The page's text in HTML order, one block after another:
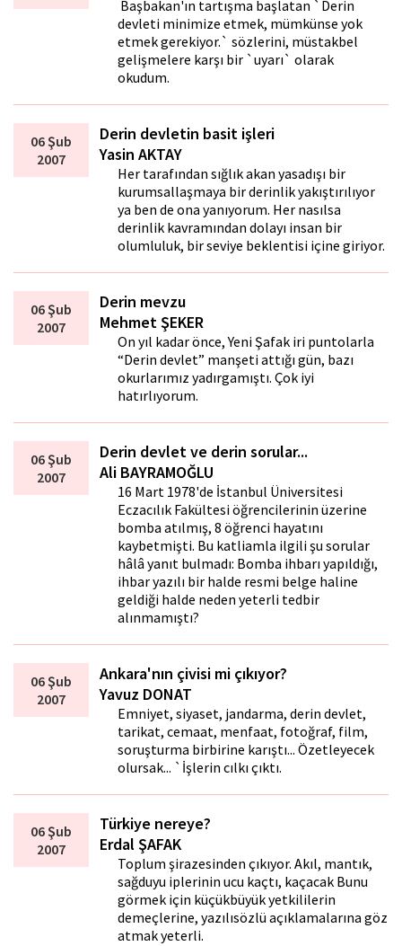
Başbakan'ın tartışma başlatan `Derin
devleti minimize etmek, mümkünse yok
etmek gerekiyor.` sözlerini, müstakbel
gelişmelere karşı bir `uyarı` olarak
okudum.
06 Şub
2007
Derin devletin basit işleri
Yasin AKTAY
Her tarafından sığlık akan yasadışı bir
kurumsallaşmaya bir derinlik yakıştırılıyor
ya ben de ona yanıyorum. Her nasılsa
derinlik kavramından dolayı insan bir
olumluluk, bir seviye beklentisi içine giriyor.
06 Şub
2007
Derin mevzu
Mehmet ŞEKER
On yıl kadar önce, Yeni Şafak iri puntolarla
“Derin devlet” manşeti attığı gün, bazı
okurlarımız yadırgamıştı. Çok iyi
hatırlıyorum.
06 Şub
2007
Derin devlet ve derin sorular...
Ali BAYRAMOĞLU
16 Mart 1978'de İstanbul Üniversitesi
Eczacılık Fakültesi öğrencilerinin üzerine
bomba atılmış, 8 öğrenci hayatını
kaybetmişti. Bu katliamla ilgili şu sorular
hâlâ yanıt bulmadı: Bomba ihbarı yapıldığı,
ihbar yazılı bir halde resmi belge haline
geldiği halde neden yeterli tedbir
alınmamıştı?
06 Şub
2007
Ankara'nın çivisi mi çıkıyor?
Yavuz DONAT
Emniyet, siyaset, jandarma, derin devlet,
tarikat, cemaat, menfaat, fotoğraf, film,
soruşturma birbirine karıştı... Özetleyecek
olursak... `İşlerin cılkı çıktı.
06 Şub
2007
Türkiye nereye?
Erdal ŞAFAK
Toplum şirazesinden çıkıyor. Akıl, mantık,
sağduyu iplerinin ucu kaçtı, kaçacak Bunu
görmek için küçükbüyük yetkililerin
demeçlerine, yazılısözlü açıklamalarına göz
atmak yeterli.